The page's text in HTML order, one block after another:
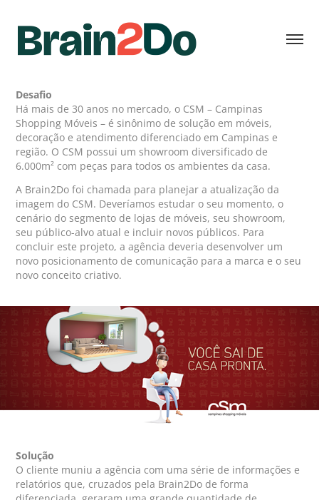
Desafio
Há mais de 30 anos no mercado, o CSM – Campinas
Shopping Móveis – é sinônimo de solução em móveis,
decoração e atendimento diferenciado em Campinas e
região. O CSM possui um showroom diversificado de
6.000m² com peças para todos os ambientes da casa.
A Brain2Do foi chamada para planejar a atualização da
imagem do CSM. Deveríamos estudar o seu momento, o
cenário do segmento de lojas de móveis, seu showroom,
seu público-alvo atual e incluir novos públicos. Para
concluir este projeto, a agência deveria desenvolver um
novo posicionamento de comunicação para a marca e o seu
novo conceito criativo.
Solução
O cliente muniu a agência com uma série de informações e
relatórios que, cruzados pela Brain2Do de forma